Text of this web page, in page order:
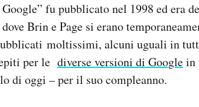
fu pubblicato nel 1998 ed era
Brin e Page si erano
moltissimi, alcuni uguali in
per le diverse versioni di Googlein
di oggi – per il suo compleanno.